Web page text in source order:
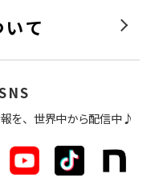
て
を、世界中から配信中♪